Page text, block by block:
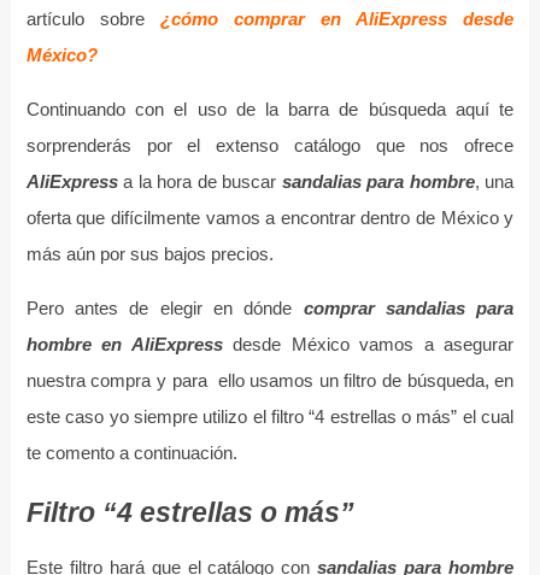
artículo sobre ¿cómo comprar en AliExpress desde
México?
Continuando con el uso de la barra de búsqueda aquí te
sorprenderás por el extenso catálogo que nos ofrece
AliExpressa la hora de buscar sandalias para hombre, una
oferta que difícilmente vamos a encontrar dentro de México y
más aún por sus bajos precios.
Pero antes de elegir en dónde comprar sandalias para
hombre en AliExpressdesde México vamos a asegurar
nuestra compra y para ello usamos un filtro de búsqueda, en
este caso yo siempre utilizo el filtro “4 estrellas o más” el cual
te comento a continuación.
Filtro “4 estrellas o más”
Este filtro hará que el catálogo con sandalias para hombre